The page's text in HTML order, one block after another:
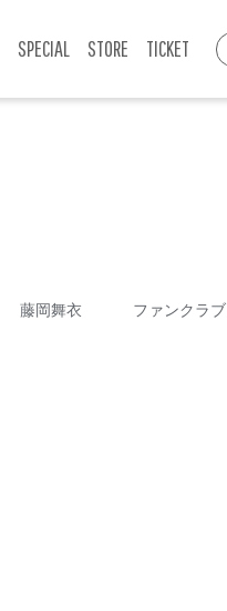
SPECIAL STORE TICKET
藤岡舞衣 ファンクラブ